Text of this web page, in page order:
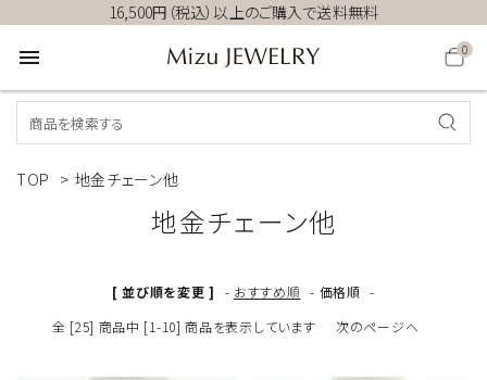
16,500円（税込）以上のご購入で送料無料
menu 0
TOP > 地金チェーン他
地金チェーン他
[ 並び順を変更 ] - おすすめ順 - 価格順 -
全 [25] 商品中 [1-10] 商品を表示しています
次のページへ